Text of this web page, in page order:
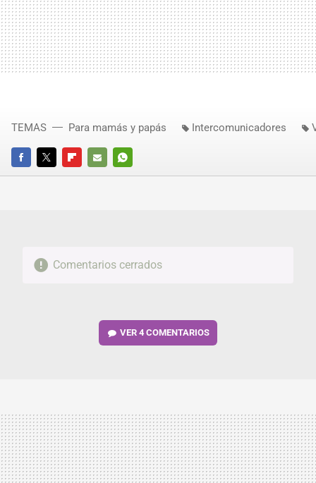
FACEBOOKTWITTERFLIPBOARD
E-
WHATSAPP
TEMAS Para mamás y papás Intercomunicadores
Comentarios cerrados
VER4 COMENTARIOS